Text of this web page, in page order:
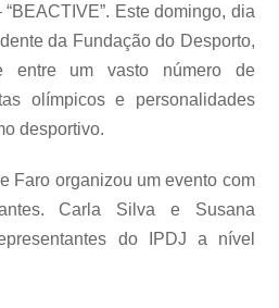
Este domingo, dia
da Fundação do Desporto,
entre um vasto número de
olímpicos e personalidades
desportivo.
Faro organizou um evento com
Carla Silva e Susana
do IPDJ a nível